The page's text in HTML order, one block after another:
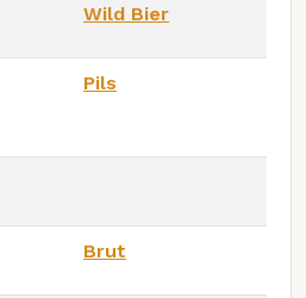
Wild Bier
Pils
Brut